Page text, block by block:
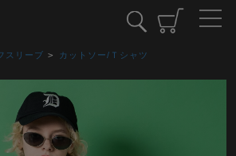
スリーブ > カットソー/Ｔシャツ